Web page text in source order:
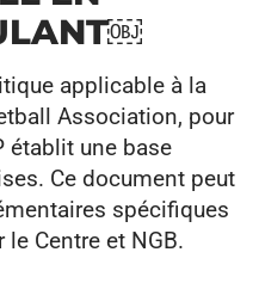
applicable à la
Association, pour
établit une base
Ce document peut
spécifiques
Centre et NGB.